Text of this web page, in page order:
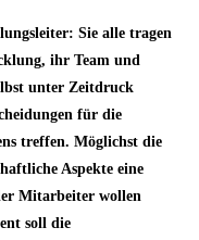
Sie alle tragen
ihr Team und
unter Zeitdruck
für die
treffen. Möglichst die
Aspekte eine
Mitarbeiter wollen
soll die